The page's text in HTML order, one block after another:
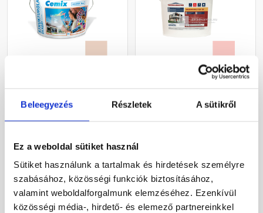
Beleegyezés Részletek A sütikről
Ez a weboldal sütiket használ
Sütiket használunk a tartalmak és hirdetések személyre
szabásához, közösségi funkciók biztosításához,
valamint weboldalforgalmunk elemzéséhez. Ezenkívül
közösségi média-, hirdető- és elemező partnereinkkel
vékonyvakolat, kapart 1,5
mm 5177 rusty 25 kg
36 460 Ft/ vödör
vékonyvakolat, kapart 1,5
30 660 Ft/ db